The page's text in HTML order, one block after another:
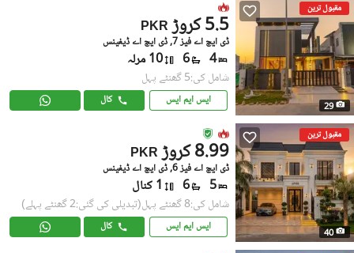
مقبول ترین
29
PKR 5.5 کروڑ
ڈی ایچ اے فیز 7, ڈی ایچ اے ڈیفینس
4
6 10 مرلہ
شامل کی:5 گھنٹے پہل
ایس ایم ایس کال
مقبول ترین
40
PKR 8.99 کروڑ
ڈی ایچ اے فیز 6, ڈی ایچ اے ڈیفینس
5
6 1 کنال
شامل کی:8 گھنٹے پہل (تبدیلی کی گئی:2 گھنٹے پہلے)
ایس ایم ایس کال